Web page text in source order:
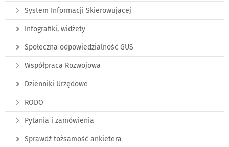
System Informacji Skierowującej
Infografiki, widżety
Społeczna odpowiedzialność GUS
Współpraca Rozwojowa
Dzienniki Urzędowe
RODO
Pytania i zamówienia
Sprawdź tożsamość ankietera